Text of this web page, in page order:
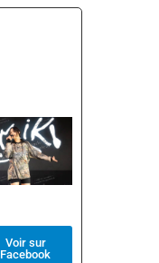
Voir sur
Facebook